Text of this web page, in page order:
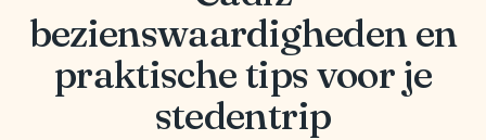
bezienswaardigheden en
praktische tips voor je
stedentrip